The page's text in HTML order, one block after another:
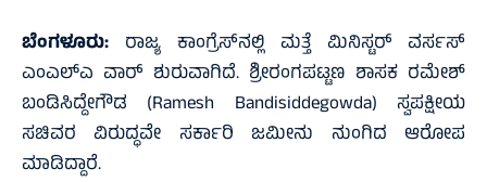
ಬೆಂಗಳೂರು: ರಾಜ್ಯ ಕಾಂಗ್ರೆಸ್‌ನಲ್ಲಿ ಮತ್ತೆ ಮಿನಿಸ್ಟರ್ ವರ್ಸಸ್
ಎಂಎಲ್‌ಎ ವಾರ್ ಶುರುವಾಗಿದೆ. ಶ್ರೀರಂಗಪಟ್ಟಣ ಶಾಸಕ ರಮೇಶ್
ಬಂಡಿಸಿದ್ದೇಗೌಡ (Ramesh Bandisiddegowda) ಸ್ವಪಕ್ಷೀಯ
ಸಚಿವರ ವಿರುದ್ಧವೇ ಸರ್ಕಾರಿ ಜಮೀನು ನುಂಗಿದ ಆರೋಪ
ಮಾಡಿದ್ದಾರೆ.